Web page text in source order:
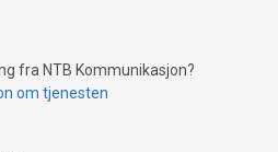
fra NTB Kommunikasjon?
om tjenesten